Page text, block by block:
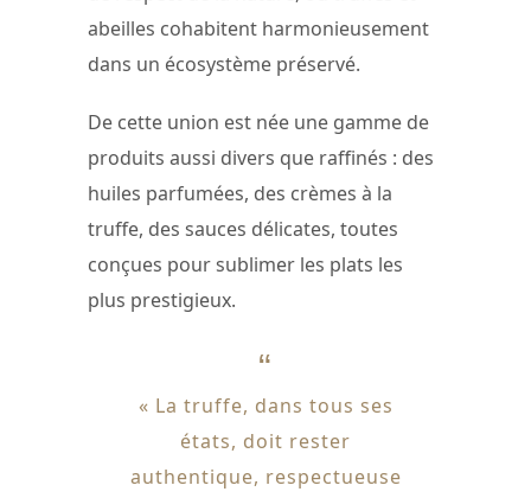
abeilles cohabitent harmonieusement
dans un écosystème préservé.
De cette union est née une gamme de
produits aussi divers que raffinés : des
huiles parfumées, des crèmes à la
truffe, des sauces délicates, toutes
conçues pour sublimer les plats les
plus prestigieux.
« La truffe, dans tous ses
états, doit rester
authentique, respectueuse